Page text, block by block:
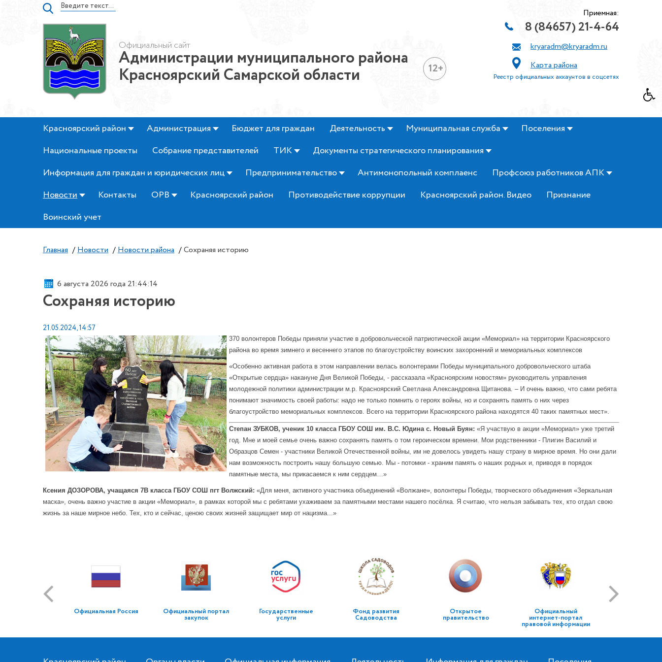
Официальный сайт
Администрации муниципального района
Красноярский Самарской области 12+
Приемная:
8 (84657) 21-4-64
kryaradm@kryaradm.ru
Карта района
Реестр официальных аккаунтов в соцсетях
Красноярский район Администрация Бюджет для граждан Деятельность Муниципальная служба
Поселения
Национальные проекты
Собрание представителей ТИК
Документы стратегического планирования
Информация для граждан и юридических лиц
Предпринимательство Антимонопольный комплаенс
Профсоюз работников АПК
Новости
Контакты ОРВ Красноярский район Противодействие коррупции Красноярский район. Видео
Признание
Воинский учет
Главная / Новости / Новости района / Сохраняя историю
6 августа 2026 года 21:44:14
Сохраняя историю
21.05.2024, 14:57
370 волонтеров Победы приняли участие в добровольческой патриотической акции «Мемориал» на территории Красноярского
района во время зимнего и весеннего этапов по благоустройству воинских захоронений и мемориальных комплексов
«Особенно активная работа в этом направлении велась волонтерами Победы муниципального добровольческого штаба
«Открытые сердца» накануне Дня Великой Победы, - рассказала «Красноярским новостям» руководитель управления
молодежной политики администрации м.р. Красноярский Светлана Александровна Щитанова. – И очень важно, что сами ребята
понимают значимость своей работы: надо не только помнить о героях войны, но и сохранять память о них через
благоустройство мемориальных комплексов. Всего на территории Красноярского района находятся 40 таких памятных мест».
Степан ЗУБКОВ, ученик 10 класса ГБОУ СОШ им. В.С. Юдина с. Новый Буян: «Я участвую в акции «Мемориал» уже третий
год. Мне и моей семье очень важно сохранять память о том героическом времени. Мои родственники - Плигин Василий и
Образцов Семен - участники Великой Отечественной войны, им не довелось увидеть нашу страну в мирное время. Но они дали
нам возможность построить нашу большую семью. Мы - потомки - храним память о наших родных и, приводя в порядок
памятные места, мы прикасаемся к ним сердцем…»
Ксения ДОЗОРОВА, учащаяся 7В класса ГБОУ СОШ пгт Волжский: «Для меня, активного участника объединений «Волжане», волонтеры Победы, творческого объединения «Зеркальная
маска», очень важно участие в акции «Мемориал», в рамках которой мы с ребятами ухаживаем за памятными местами нашего посёлка. Я считаю, что нельзя забывать тех, кто отдал свою
жизнь за наше мирное небо. Тех, кто и сейчас, ценою своих жизней защищает мир от нацизма...»
Официальная Россия Официальный портал
закупок
Государственные
услуги
Фонд развития
Садоводства
Открытое
правительство
Официальный
интернет-портал
правовой информации